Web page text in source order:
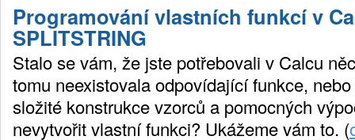
Programování vlastních funkcí v
SPLITSTRING
Stalo se vám, že jste potřebovali v Calcu
tomu neexistovala odpovídající funkce,
složité konstrukce vzorců a pomocných
nevytvořit vlastní funkci? Ukážeme vám to. (